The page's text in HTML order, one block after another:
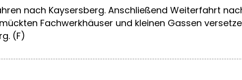
nach Kaysersberg. Anschließend Weiterfahrt
Fachwerkhäuser und kleinen Gassen
(F)